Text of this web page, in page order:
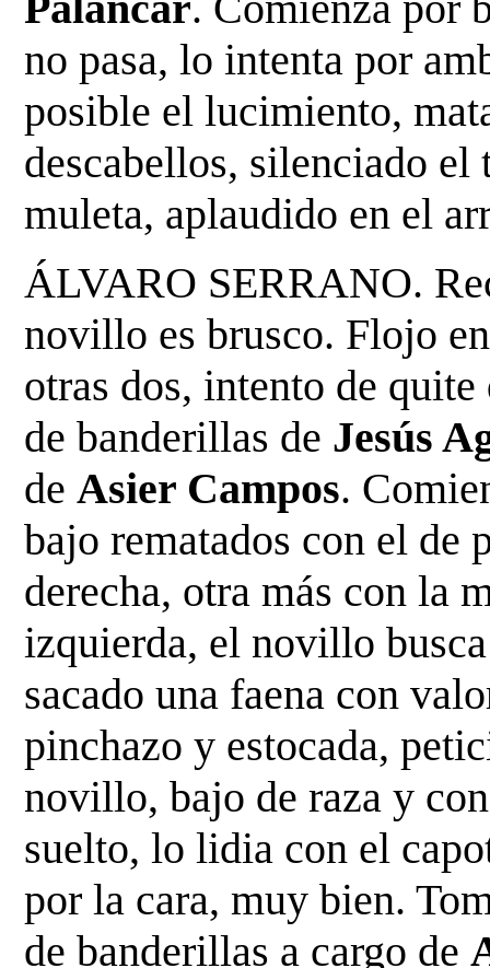
no pasa, lo intenta por
posible el lucimiento,
descabellos, silenciado el
muleta, aplaudido en el
ÁLVARO SERRANO.
novillo es brusco. Flojo
otras dos, intento de
de banderillas de Jesús
deAsier Campos.
bajo rematados con el de
derecha, otra más con la
izquierda, el novillo
sacado una faena con
pinchazo y estocada,
novillo, bajo de raza y
suelto, lo lidia con el
por la cara, muy bien.
de banderillas a cargo de